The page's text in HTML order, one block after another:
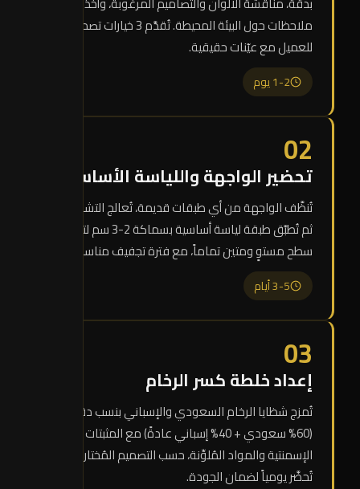
ملاحظات حول البيئة المحيطة. تُقدَّم 3 خيارات تصميمية
للعميل مع عيّنات حقيقية.
1-2 يوم
02
تحضير الواجهة واللياسة الأساسية
تُنظَّف الواجهة من أي طبقات قديمة، تُعالج التشققات،
ثم تُطبَّق طبقة لياسة أساسية بسماكة 2-3 سم لتوفير
سطح مستوٍ ومتين تماماً، مع فترة تجفيف مناسبة.
3-5 أيام
03
إعداد خلطة كسر الرخام
تُمزج شظايا الرخام السعودي والإسباني بنسب دقيقة
(60% سعودي + 40% إسباني عادةً) مع المثبتات
الإسمنتية والمواد المُلوِّنة، حسب التصميم المُختار. الخلطة
تُحضَّر يومياً لضمان الجودة.